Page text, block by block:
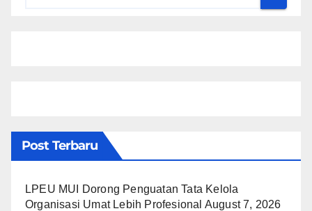
Post Terbaru
LPEU MUI Dorong Penguatan Tata Kelola
Organisasi Umat Lebih Profesional August 7, 2026